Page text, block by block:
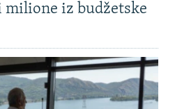
milione iz budžetske